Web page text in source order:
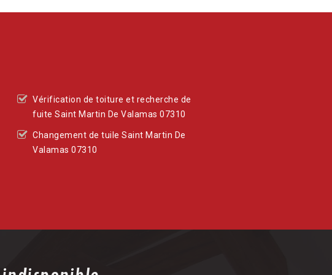
Vérification de toiture et recherche de
fuite Saint Martin De Valamas 07310
Changement de tuile Saint Martin De
Valamas 07310